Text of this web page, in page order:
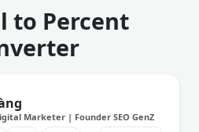
to Percent
Marketer | Founder SEO GenZ